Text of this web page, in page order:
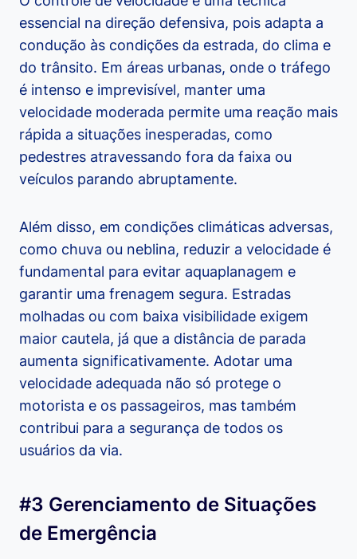
essencial na direção defensiva, pois adapta a
condução às condições da estrada, do clima e
do trânsito. Em áreas urbanas, onde o tráfego
é intenso e imprevisível, manter uma
velocidade moderada permite uma reação mais
rápida a situações inesperadas, como
pedestres atravessando fora da faixa ou
veículos parando abruptamente.
Além disso, em condições climáticas adversas,
como chuva ou neblina, reduzir a velocidade é
fundamental para evitar aquaplanagem e
garantir uma frenagem segura. Estradas
molhadas ou com baixa visibilidade exigem
maior cautela, já que a distância de parada
aumenta significativamente. Adotar uma
velocidade adequada não só protege o
motorista e os passageiros, mas também
contribui para a segurança de todos os
usuários da via.
#3 Gerenciamento de Situações
de Emergência